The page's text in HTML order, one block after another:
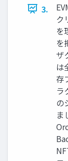
3.
ク
を
を
ザ
は
存
ラ
の
ま